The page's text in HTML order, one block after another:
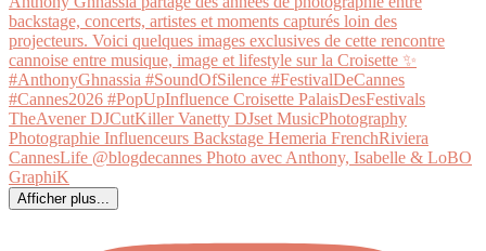
Afficher plus...